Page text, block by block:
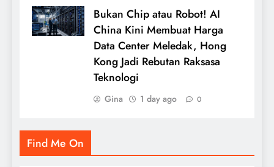
Bukan Chip atau Robot! AI
China Kini Membuat Harga
Data Center Meledak, Hong
Kong Jadi Rebutan Raksasa
Teknologi
Gina 1 day ago 0
Find Me On